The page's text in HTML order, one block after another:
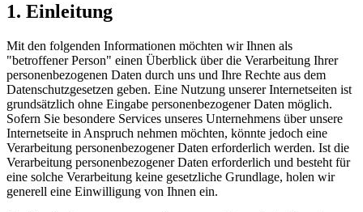
1. Einleitung
Mit den folgenden Informationen möchten wir Ihnen als
"betroffener Person" einen Überblick über die Verarbeitung Ihrer
personenbezogenen Daten durch uns und Ihre Rechte aus dem
Datenschutzgesetzen geben. Eine Nutzung unserer Internetseiten ist
grundsätzlich ohne Eingabe personenbezogener Daten möglich.
Sofern Sie besondere Services unseres Unternehmens über unsere
Internetseite in Anspruch nehmen möchten, könnte jedoch eine
Verarbeitung personenbezogener Daten erforderlich werden. Ist die
Verarbeitung personenbezogener Daten erforderlich und besteht für
eine solche Verarbeitung keine gesetzliche Grundlage, holen wir
generell eine Einwilligung von Ihnen ein.